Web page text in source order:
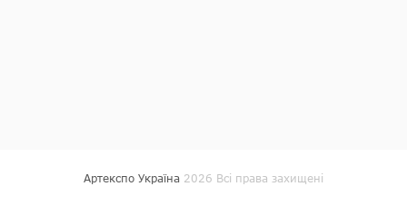
Артекспо Україна 2026 Всі права захищені